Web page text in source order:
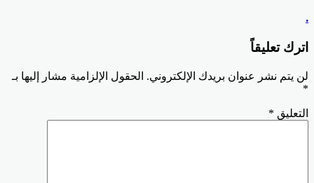
.
اترك تعليقاً
لن يتم نشر عنوان بريدك الإلكتروني. الحقول الإلزامية مشار إليها بـ
*
التعليق *